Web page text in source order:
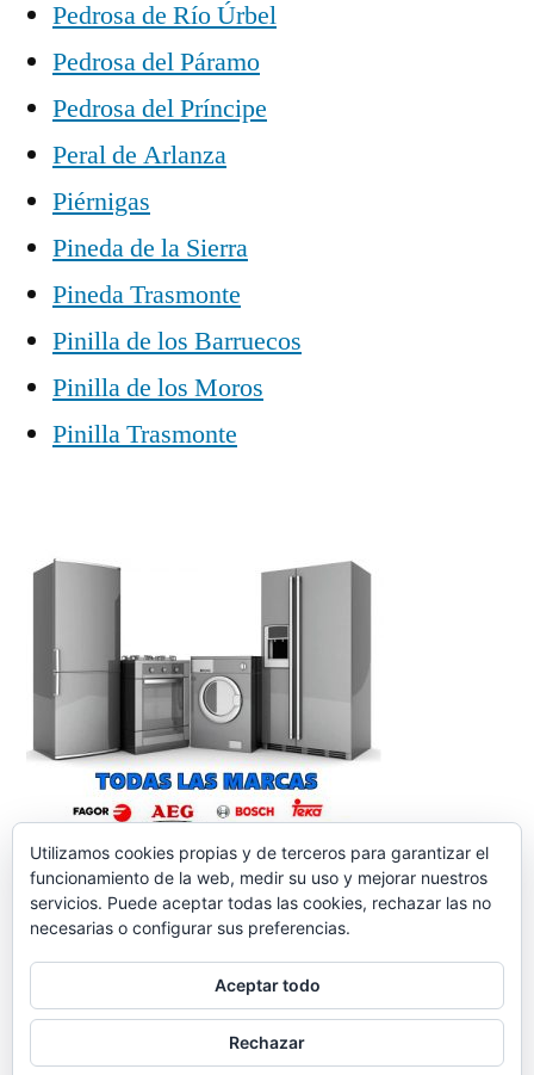
Pedrosa de Río Úrbel
Pedrosa del Páramo
Pedrosa del Príncipe
Peral de Arlanza
Piérnigas
Pineda de la Sierra
Pineda Trasmonte
Pinilla de los Barruecos
Pinilla de los Moros
Pinilla Trasmonte
reparacionelectrodomesticos.org,Funciona gracias a
Contacto Aviso legal
Utilizamos cookies propias y de terceros para garantizar el
funcionamiento de la web, medir su uso y mejorar nuestros
servicios. Puede aceptar todas las cookies, rechazar las no
necesarias o configurar sus preferencias.
Aceptar todo
Rechazar